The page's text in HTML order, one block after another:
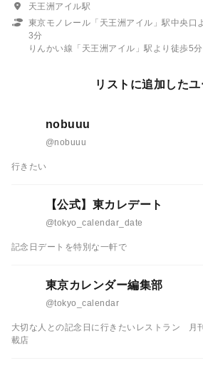
天王洲アイル駅
東京モノレール「天王洲アイル」駅中央口
3分
りんかい線「天王洲アイル」駅より徒歩5分
リストに追加した
nobuuu
@nobuuu
行きたい
【公式】東カレデート
@tokyo_calendar_date
記念日デートを特別な一軒で
東京カレンダー編集部
@tokyo_calendar
大切な人との記念日に行きたいレストラン
月
載店